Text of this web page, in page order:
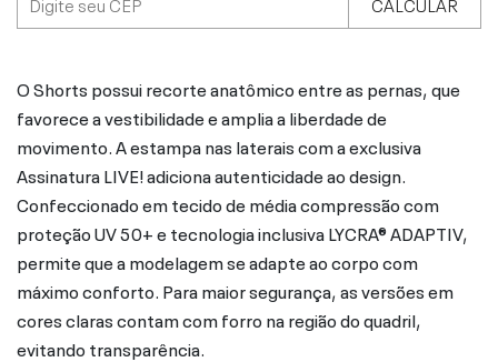
O Shorts possui recorte anatômico entre as pernas, que
favorece a vestibilidade e amplia a liberdade de
movimento. A estampa nas laterais com a exclusiva
Assinatura LIVE! adiciona autenticidade ao design.
Confeccionado em tecido de média compressão com
proteção UV 50+ e tecnologia inclusiva LYCRA® ADAPTIV,
permite que a modelagem se adapte ao corpo com
máximo conforto. Para maior segurança, as versões em
cores claras contam com forro na região do quadril,
evitando transparência.